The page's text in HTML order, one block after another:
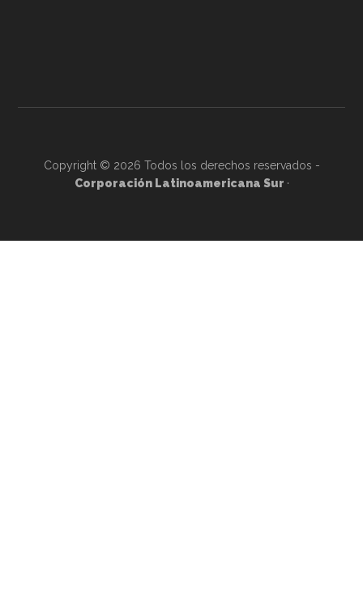
Copyright © 2026 Todos los derechos reservados -
Corporación Latinoamericana Sur ·